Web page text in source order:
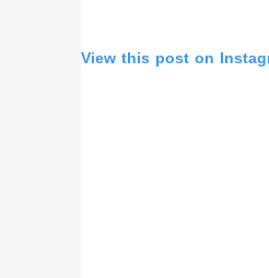
View this post on